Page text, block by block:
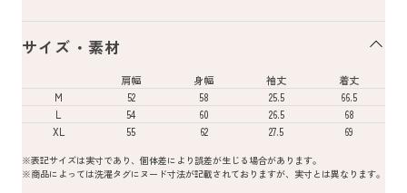
サイズ・素材
肩幅 身幅 袖丈
着丈
M
52 58 25.5
66.5
L
54 60 26.5
68
XL
55 62 27.5 69
※表記サイズは実寸であり、個体差により誤差が生じる場合があります。
※商品によっては洗濯タグにヌード寸法が記載されておりますが、実寸とは異なります。